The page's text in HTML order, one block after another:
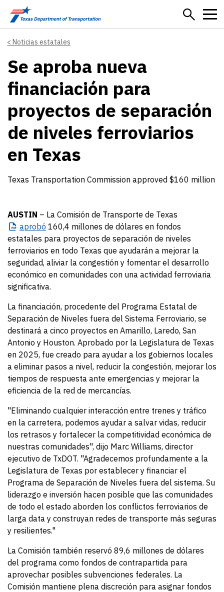
Skip to main content
Noticias estatales
Se aproba nueva
financiación para
proyectos de separación
de niveles ferroviarios
en Texas
Texas Transportation Commission approved $160 million
AUSTIN – La Comisión de Transporte de Texas
aprobó 160,4 millones de dólares en fondos
estatales para proyectos de separación de niveles
ferroviarios en todo Texas que ayudarán a mejorar la
seguridad, aliviar la congestión y fomentar el desarrollo
económico en comunidades con una actividad ferroviaria
significativa.
La financiación, procedente del Programa Estatal de
Separación de Niveles fuera del Sistema Ferroviario, se
destinará a cinco proyectos en Amarillo, Laredo, San
Antonio y Houston. Aprobado por la Legislatura de Texas
en 2025, fue creado para ayudar a los gobiernos locales
a eliminar pasos a nivel, reducir la congestión, mejorar los
tiempos de respuesta ante emergencias y mejorar la
eficiencia de la red de mercancías.
"Eliminando cualquier interacción entre trenes y tráfico
en la carretera, podemos ayudar a salvar vidas, reducir
los retrasos y fortalecer la competitividad económica de
nuestras comunidades", dijo Marc Williams, director
ejecutivo de TxDOT. "Agradecemos profundamente a la
Legislatura de Texas por establecer y financiar el
Programa de Separación de Niveles fuera del sistema. Su
liderazgo e inversión hacen posible que las comunidades
de todo el estado aborden los conflictos ferroviarios de
larga data y construyan redes de transporte más seguras
y resilientes."
La Comisión también reservó 89,6 millones de dólares
del programa como fondos de contrapartida para
aprovechar posibles subvenciones federales. La
Comisión mantiene plena discreción para asignar fondos